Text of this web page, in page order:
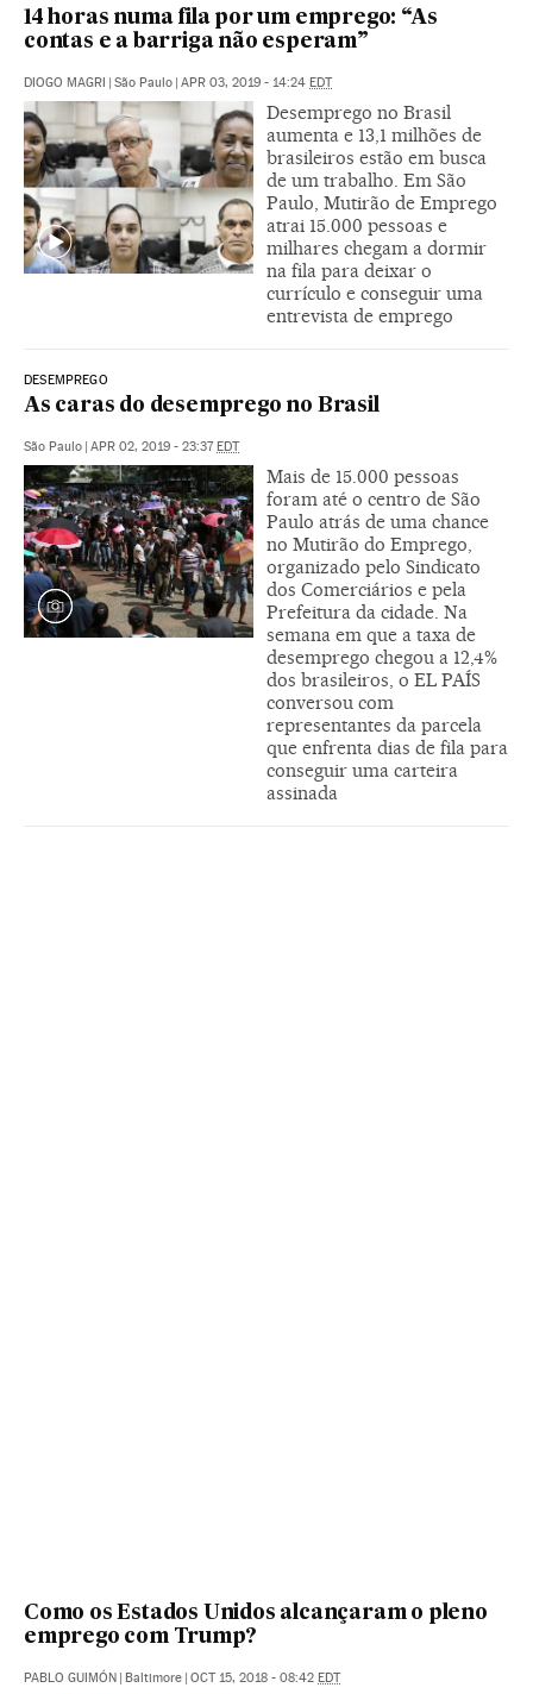
14 horas numa fila por um emprego: “As
contas e a barriga não esperam”
DIOGO MAGRI | São Paulo | APR 03, 2019 - 14:24 EDT
Desemprego no Brasil
aumenta e 13,1 milhões de
brasileiros estão em busca
de um trabalho. Em São
Paulo, Mutirão de Emprego
atrai 15.000 pessoas e
milhares chegam a dormir
na fila para deixar o
currículo e conseguir uma
entrevista de emprego
DESEMPREGO
As caras do desemprego no Brasil
São Paulo | APR 02, 2019 - 23:37EDT
Mais de 15.000 pessoas
foram até o centro de São
Paulo atrás de uma chance
no Mutirão do Emprego,
organizado pelo Sindicato
dos Comerciários e pela
Prefeitura da cidade. Na
semana em que a taxa de
desemprego chegou a 12,4%
dos brasileiros, o EL PAÍS
conversou com
representantes da parcela
que enfrenta dias de fila para
conseguir uma carteira
assinada
Como os Estados Unidos alcançaram o pleno
emprego com Trump?
PABLO GUIMÓN | Baltimore | OCT 15, 2018 - 08:42 EDT